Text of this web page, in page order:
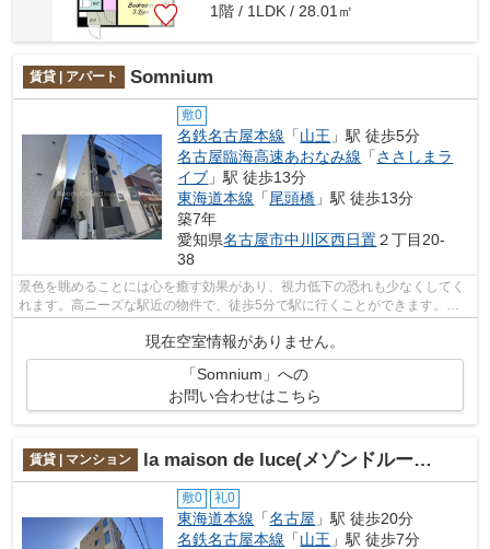
1階 / 1LDK / 28.01㎡
賃貸 | アパート Somnium
敷0
名鉄名古屋本線 「山王 」駅 徒歩5分
名古屋臨海高速あおなみ線 「ささしまラ
イブ 」駅 徒歩13分
東海道本線 「尾頭橋 」駅 徒歩13分
築7年
愛知県名古屋市中川区西日置２丁目20-
38
景色を眺めることには心を癒す効果があり、視力低下の恐れも少なくしてく
れます。高ニーズな駅近の物件で、徒歩5分で駅に行くことができます。初
現在空室情報がありません。
「Somnium」への
お問い合わせはこちら
賃貸 | マンション la maison de luce(メゾンドルーチェ)
敷0 礼0
東海道本線 「名古屋 」駅 徒歩20分
名鉄名古屋本線 「山王 」駅 徒歩7分